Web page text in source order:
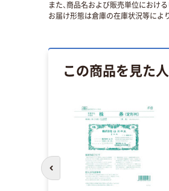
また、商品名および販売単位におけ
お届け形態は倉庫の在庫状況等によ
この商品を見た
前のスライドへ